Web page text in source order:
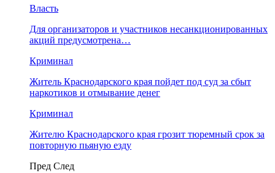
Власть
Для организаторов и участников несанкционированных
акций предусмотрена…
Криминал
Житель Краснодарского края пойдет под суд за сбыт
наркотиков и отмывание денег
Криминал
Жителю Краснодарского края грозит тюремный срок за
повторную пьяную езду
Пред След